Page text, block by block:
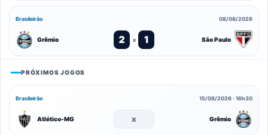
Brasileirão 08/08/2026
Grêmio 2 x 1 São Paulo
PRÓXIMOS JOGOS
Brasileirão 15/08/2026 · 16h30
Atlético-MG x Grêmio